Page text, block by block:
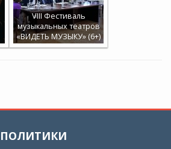
VIII Фестиваль
музыкальных театров
«ВИДЕТЬ МУЗЫКУ» (6+)